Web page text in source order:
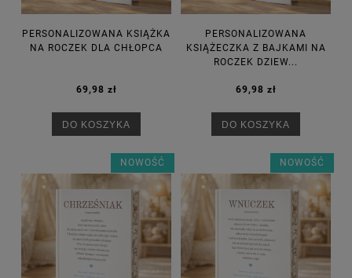
PERSONALIZOWANA KSIĄŻKA
NA ROCZEK DLA CHŁOPCA
69,98 zł
DO KOSZYKA
PERSONALIZOWANA
KSIĄŻECZKA Z BAJKAMI NA
ROCZEK DZIEW...
69,98 zł
DO KOSZYKA
NOWOŚĆ NOWOŚĆ